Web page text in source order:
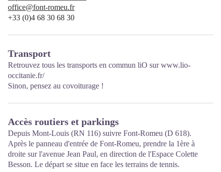
office@font-romeu.fr
+33 (0)4 68 30 68 30
Transport
Retrouvez tous les transports en commun liO surwww.lio-
occitanie.fr/
Sinon, pensez au covoiturage !
Accès routiers et parkings
Depuis Mont-Louis (RN 116) suivre Font-Romeu (D 618).
Après le panneau d'entrée de Font-Romeu, prendre la 1ère à
droite sur l'avenue Jean Paul, en direction de l'Espace Colette
Besson. Le départ se situe en face les terrains de tennis.